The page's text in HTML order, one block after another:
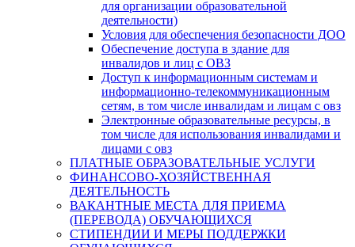
для организации образовательной
деятельности)
Условия для обеспечения безопасности ДОО
Обеспечение доступа в здание для
инвалидов и лиц с ОВЗ
Доступ к информационным системам и
информационно-телекоммуникационным
сетям, в том числе инвалидам и лицам с овз
Электронные образовательные ресурсы, в
том числе для использования инвалидами и
лицами с овз
ПЛАТНЫЕ ОБРАЗОВАТЕЛЬНЫЕ УСЛУГИ
ФИНАНСОВО-ХОЗЯЙСТВЕННАЯ
ДЕЯТЕЛЬНОСТЬ
ВАКАНТНЫЕ МЕСТА ДЛЯ ПРИЕМА
(ПЕРЕВОДА) ОБУЧАЮЩИХСЯ
СТИПЕНДИИ И МЕРЫ ПОДДЕРЖКИ